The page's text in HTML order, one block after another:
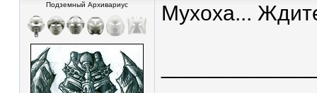
Подземный Архивариус Мухоха...